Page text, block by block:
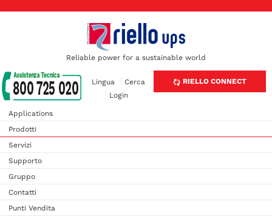
Reliable power for a sustainable world
RIELLO CONNECT
Lingua
Cerca
Login
Applications
Prodotti
Servizi
Supporto
Gruppo
Contatti
Punti Vendita